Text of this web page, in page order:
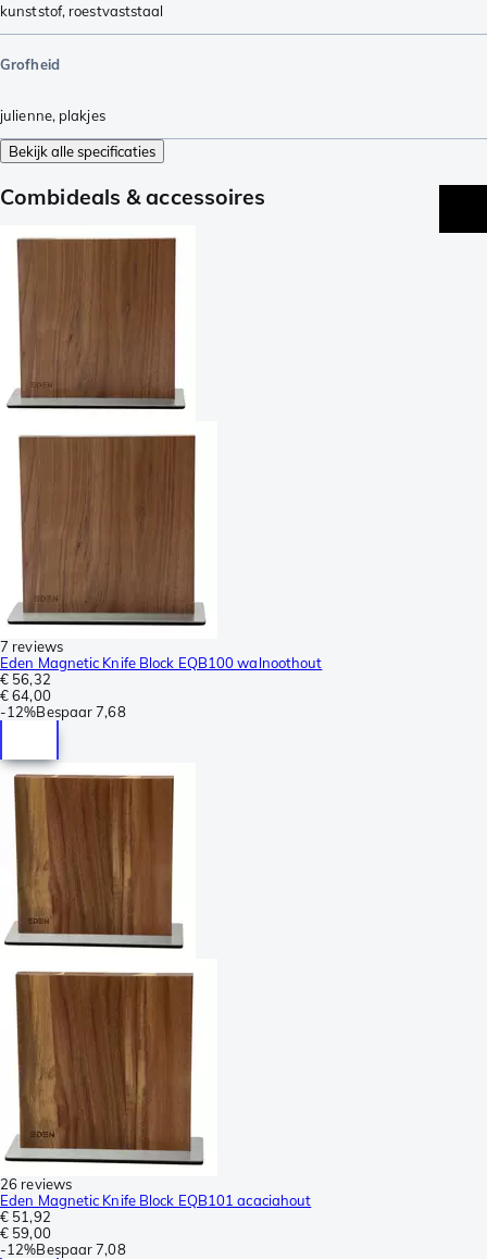
kunststof, roestvaststaal
Grofheid
julienne, plakjes
Bekijk alle specificaties
Combideals & accessoires
7 reviews
Eden Magnetic Knife Block EQB100 walnoothout
€ 56,32
€ 64,00
-12%Bespaar 7,68
26 reviews
Eden Magnetic Knife Block EQB101 acaciahout
€ 51,92
€ 59,00
-12%Bespaar 7,08